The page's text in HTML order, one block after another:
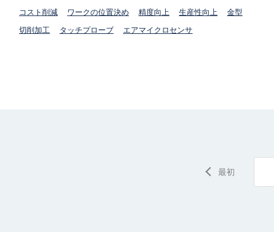
コスト削減 ワークの位置決め 精度向上 生産性向上
金型
切削加工
タッチプローブ エアマイクロセンサ
最初